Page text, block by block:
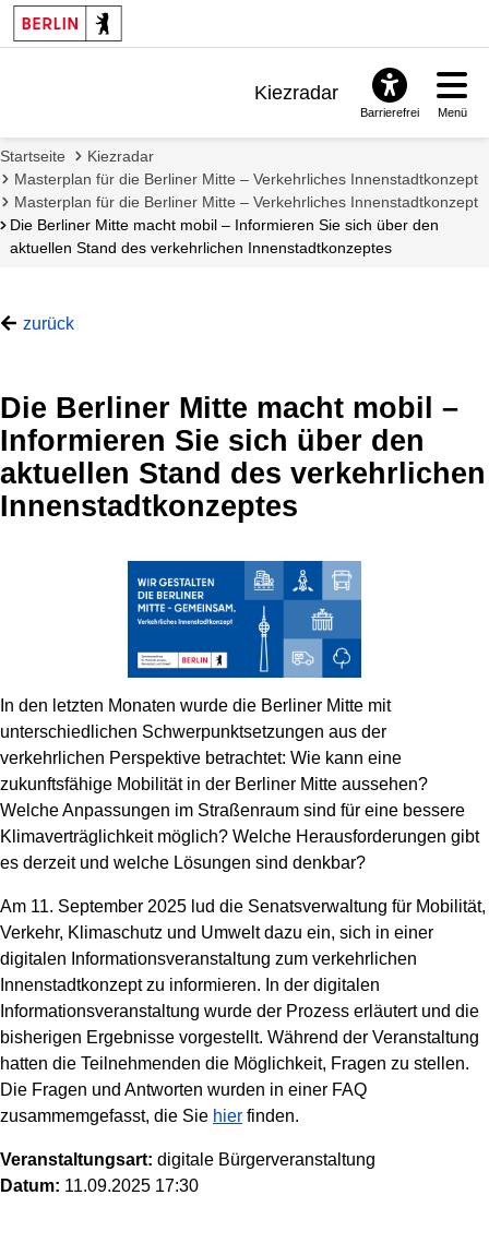
Kiezradar
Barrierefrei Menü
Startseite
Kiezradar
Masterplan für die Berliner Mitte – Verkehrliches Innenstadtkonzept
Masterplan für die Berliner Mitte – Verkehrliches Innenstadtkonzept
Die Berliner Mitte macht mobil – Informieren Sie sich über den
aktuellen Stand des verkehrlichen Innenstadtkonzeptes
zurück
Die Berliner Mitte macht mobil –
Informieren Sie sich über den
aktuellen Stand des verkehrlichen
Innenstadtkonzeptes
In den letzten Monaten wurde die Berliner Mitte mit
unterschiedlichen Schwerpunkt­setzungen aus der
verkehrlichen Perspektive betrachtet: Wie kann eine
zukunftsfähige Mobilität in der Berliner Mitte aussehen?
Welche Anpassungen im Straßenraum sind für eine bessere
Klimaverträglichkeit möglich? Welche Herausforderungen gibt
es derzeit und welche Lösungen sind denkbar?
Am 11. September 2025 lud die Senatsverwaltung für Mobilität,
Verkehr, Klimaschutz und Umwelt dazu ein, sich in einer
digitalen Informationsveranstaltung zum verkehrlichen
Innenstadtkonzept zu informieren. In der digitalen
Informationsveranstaltung wurde der Prozess erläutert und die
bisherigen Ergebnisse vorgestellt. Während der Veranstaltung
hatten die Teilnehmenden die Möglichkeit, Fragen zu stellen.
Die Fragen und Antworten wurden in einer FAQ
zusammemgefasst, die Sie hier finden.
Veranstaltungsart: digitale Bürgerveranstaltung
Datum: 11.09.2025 17:30